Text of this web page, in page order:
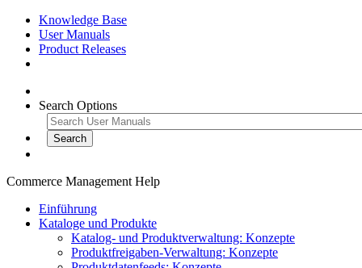
Knowledge Base
User Manuals
Product Releases
Search Options
Commerce Management Help
Einführung
Kataloge und Produkte
Katalog- und Produktverwaltung: Konzepte
Produktfreigaben-Verwaltung: Konzepte